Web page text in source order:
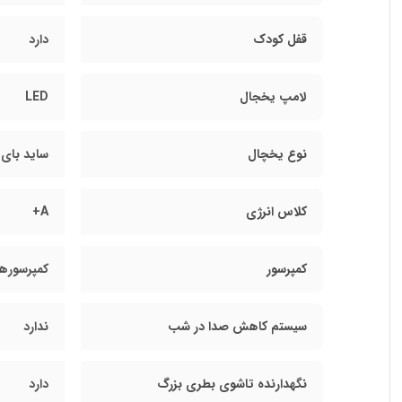
قفل کودک دارد
لامپ یخجال LED
نوع یخچال ساید
کلاس انرژی A+
کمپرسور
سیستم کاهش صدا در شب ندارد
نگهدارنده تاشوی بطری بزرگ دارد